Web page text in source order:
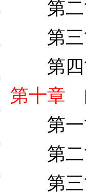
第二
第三
第四
第十章
第一
第二
第三